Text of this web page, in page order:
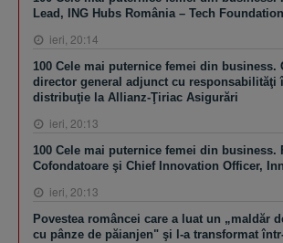
Lead, ING Hubs România – Tech
ieri, 20:14
100 Cele mai puternice femei din business.
director general adjunct cu responsabilităţi
distribuţie la Allianz-Ţiriac Asigurări
ieri, 20:13
100 Cele mai puternice femei din business.
Cofondatoare şi Chief Innovation Officer,
ieri, 20:13
Povestea româncei care a luat un „maldăr
cu pânze de păianjen" şi l-a transformat